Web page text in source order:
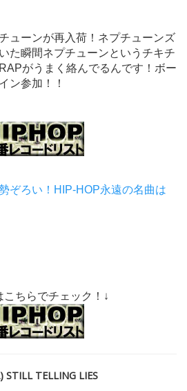
ューンが再入荷！ネプチューンズ
た瞬間ネプチューンというチキチ
がうまく絡んでるんです！ボー
ン参加！！
ぞろい！HIP-HOP永遠の名曲は
ちらでチェック！↓
STILL TELLING LIES